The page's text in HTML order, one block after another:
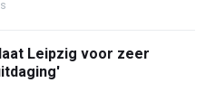
Leipzig voor zeer